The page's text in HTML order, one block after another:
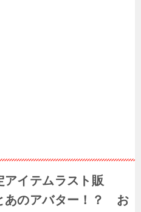
イテムラスト販
のアバター！？ お